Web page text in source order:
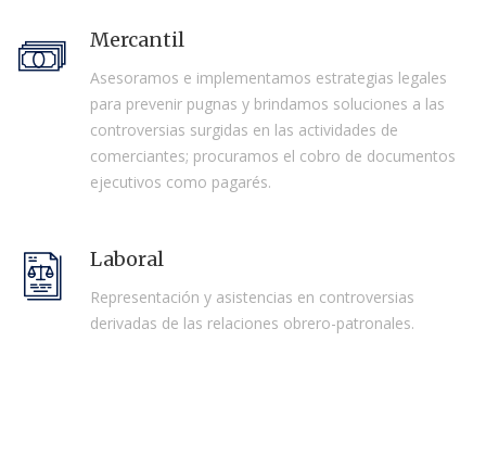
Mercantil
Asesoramos e implementamos estrategias legales
para prevenir pugnas y brindamos soluciones a las
controversias surgidas en las actividades de
comerciantes; procuramos el cobro de documentos
ejecutivos como pagarés.
Laboral
Representación y asistencias en controversias
derivadas de las relaciones obrero-patronales.